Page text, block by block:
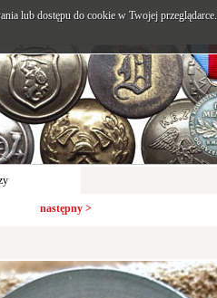
następny >
lub dostępu do cookie w Twojej przeglądarce.